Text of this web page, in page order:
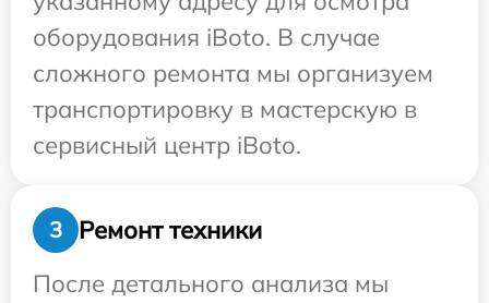
оборудования iBoto. В случае
сложного ремонта мы организуем
транспортировку в мастерскую в
сервисный центр iBoto.
3
Ремонт техники
После детального анализа мы